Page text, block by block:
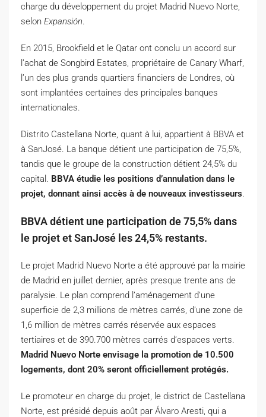
charge du développement du projet Madrid Nuevo Norte,
selon Expansión
En 2015, Brookfield et le Qatar ont conclu un accord sur
l’achat de Songbird Estates, propriétaire de Canary Wharf,
l’un des plus grands quartiers financiers de Londres, où
sont implantées certaines des principales banques
internationales.
Distrito Castellana Norte, quant à lui, appartient à BBVA et
à SanJosé. La banque détient une participation de 75,5%,
tandis que le groupe de la construction détient 24,5% du
capital. BBVA étudie les positions d’annulation dans le
projet, donnant ainsi accès à de nouveaux investisseurs
BBVA détient une participation de 75,5% dans
le projet et SanJosé les 24,5% restants.
Le projet Madrid Nuevo Norte a été approuvé par la mairie
de Madrid en juillet dernier, après presque trente ans de
paralysie. Le plan comprend l’aménagement d’une
superficie de 2,3 millions de mètres carrés, d’une zone de
1,6 million de mètres carrés réservée aux espaces
tertiaires et de 390.700 mètres carrés d’espaces verts.
Madrid Nuevo Norte envisage la promotion de 10.500
logements, dont 20% seront officiellement protégés.
Le promoteur en charge du projet, le district de Castellana
Norte, est présidé depuis août par Álvaro Aresti, qui a